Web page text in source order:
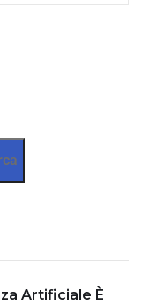
Artificiale È